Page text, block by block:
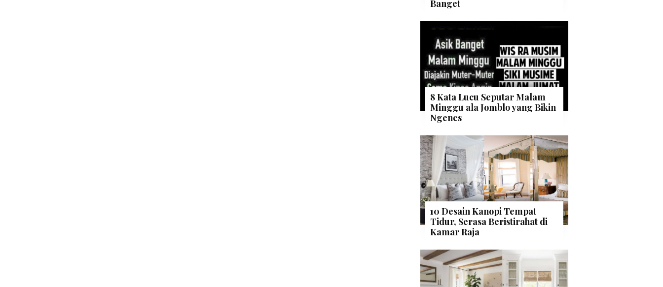
Banget
8 Kata Lucu Seputar Malam
Minggu ala Jomblo yang Bikin
Ngenes
10 Desain Kanopi Tempat
Tidur, Serasa Beristirahat di
Kamar Raja